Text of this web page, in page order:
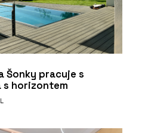
Šonky pracuje s
s horizontem